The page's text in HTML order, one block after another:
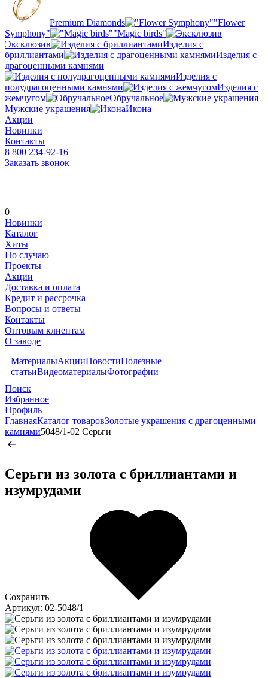
Premium Diamonds
"Flower
Symphony"
"Magic birds"
Эксклюзив
Изделия с
бриллиантами
Изделия с
драгоценными камнями
Изделия с
полудрагоценными камнями
Изделия с
жемчугом
Обручальное
Мужские украшения
Икона
Акции
Новинки
Контакты
8 800 234-92-16
Заказать звонок
0
Новинки
Каталог
Хиты
По случаю
Проекты
Акции
Доставка и оплата
Кредит и рассрочка
Вопросы и ответы
Контакты
Оптовым клиентам
О заводе
МатериалыАкцииНовостиПолезные
статьиВидеоматериалыФотографии
Поиск
Избранное
Профиль
ГлавнаяКаталог товаровЗолотые украшения с драгоценными
камнями5048/1-02 Серьги
Серьги из золота c бриллиантами и
изумрудами
Сохранить
Артикул: 02-5048/1